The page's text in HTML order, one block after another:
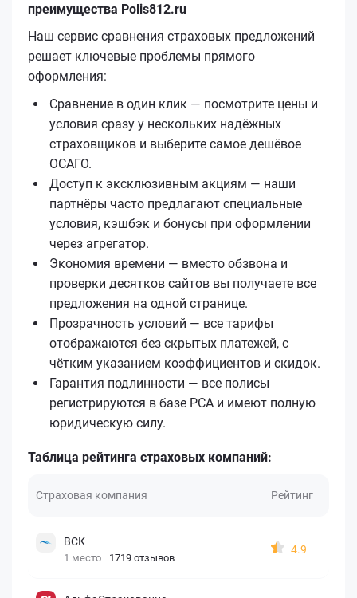
преимущества Polis812.ru
Наш сервис сравнения страховых предложений
решает ключевые проблемы прямого
оформления:
Сравнение в один клик — посмотрите цены и
условия сразу у нескольких надёжных
страховщиков и выберите самое дешёвое
ОСАГО.
Доступ к эксклюзивным акциям — наши
партнёры часто предлагают специальные
условия, кэшбэк и бонусы при оформлении
через агрегатор.
Экономия времени — вместо обзвона и
проверки десятков сайтов вы получаете все
предложения на одной странице.
Прозрачность условий — все тарифы
отображаются без скрытых платежей, с
чётким указанием коэффициентов и скидок.
Гарантия подлинности — все полисы
регистрируются в базе РСА и имеют полную
юридическую силу.
Таблица рейтинга страховых компаний:
Страховая компания Рейтинг
ВСК
1 место 1719 отзывов
4.9